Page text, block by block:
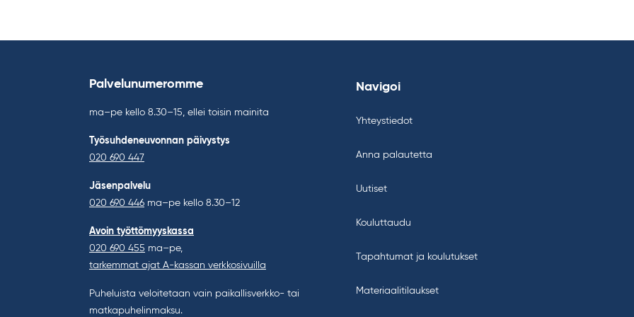
Palvelunumeromme
ma–pe kello 8.30–15, ellei toisin mainita
Työsuhdeneuvonnan päivystys
020 690 447
Jäsenpalvelu
020 690 446 ma–pe kello 8.30–12
Avoin työttömyyskassa
020 690 455 ma–pe,
tarkemmat ajat A-kassan verkkosivuilla
Puheluista veloitetaan vain paikallisverkko- tai
matkapuhelinmaksu.
Navigoi
Yhteystiedot
Anna palautetta
Uutiset
Kouluttaudu
Tapahtumat ja koulutukset
Materiaalitilaukset